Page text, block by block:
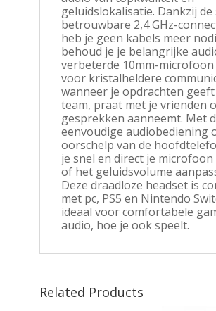
geluidslokalisatie. Dankzij de
betrouwbare 2,4 GHz-
heb je geen kabels meer
behoud je je belangrijke
verbeterde 10mm-
voor kristalheldere
wanneer je opdrachten geeft
team, praat met je vrienden
gesprekken aanneemt. Met
eenvoudige audiobediening
oorschelp van de
je snel en direct je microfoon
of het geluidsvolume
Deze draadloze headset is
met pc, PS5 en Nintendo
ideaal voor comfortabele
audio, hoe je ook speelt.
Related Products